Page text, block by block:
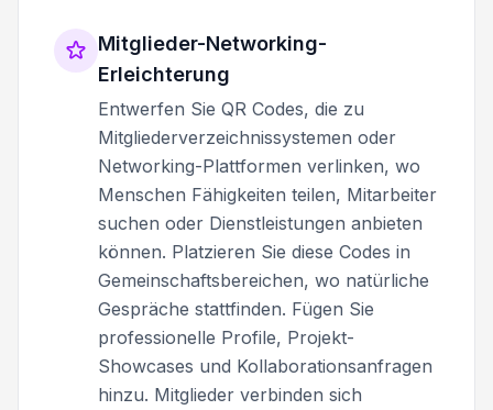
Mitglieder-Networking-
Erleichterung
Entwerfen Sie QR Codes, die zu
Mitgliederverzeichnissystemen oder
Networking-Plattformen verlinken, wo
Menschen Fähigkeiten teilen, Mitarbeiter
suchen oder Dienstleistungen anbieten
können. Platzieren Sie diese Codes in
Gemeinschaftsbereichen, wo natürliche
Gespräche stattfinden. Fügen Sie
professionelle Profile, Projekt-
Showcases und Kollaborationsanfragen
hinzu. Mitglieder verbinden sich